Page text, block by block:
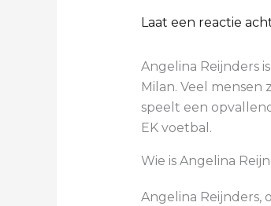
Laat een reactie
Angelina Reijnders
Milan. Veel
speelt een
EK voetbal.
Wie is Angelina
Angelina Reijnders,